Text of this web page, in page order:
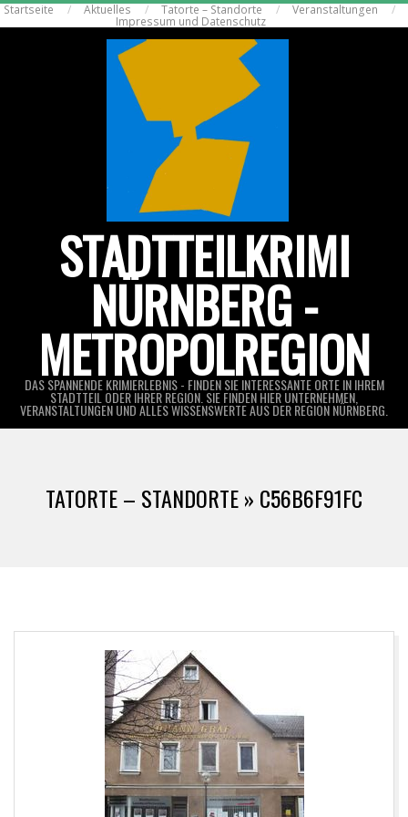
Skip
Startseite Aktuelles Tatorte – Standorte Veranstaltungen
Impressum und Datenschutz
STADTTEILKRIMI
NÜRNBERG -
METROPOLREGION
DAS SPANNENDE KRIMIERLEBNIS - FINDEN SIE INTERESSANTE ORTE IN IHREM
STADTTEIL ODER IHRER REGION. SIE FINDEN HIER UNTERNEHMEN,
VERANSTALTUNGEN UND ALLES WISSENSWERTE AUS DER REGION NÜRNBERG.
TATORTE – STANDORTE » C56B6F91FC